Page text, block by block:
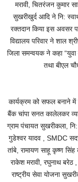
मरावी, चितरंजन कुमार
सुखरीखुर्द आदि ने नि:
रक्तदान किया इस अवसर
विद्यालय परिवार ने शाल
जिला समन्वयक ने कहा “युवा
तथा बीएल
कार्यक्रम को सफल बनाने में
बैंक चांपा सनत कालेलकर
ग्राम पंचायत सुखरीकला,
गुडेश्वर यादव , SMDC
तांबे, रामायण साहू कृष्ण
राकेश मरावी, रघुनाथ बरेठ
राष्ट्रीय सेवा योजना